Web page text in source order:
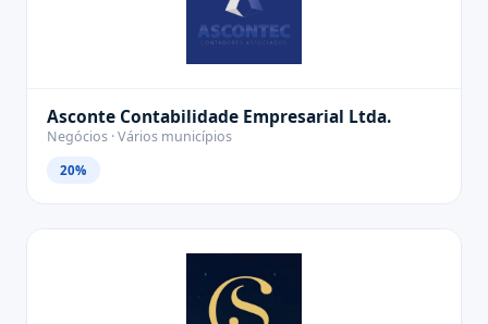
Asconte Contabilidade Empresarial Ltda.
Negócios · Vários municípios
20%